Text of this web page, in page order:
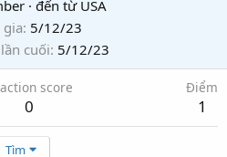
· đến từ USA
gia 5/12/23
cuối 5/12/23
score
0
Điểm
1
Tìm